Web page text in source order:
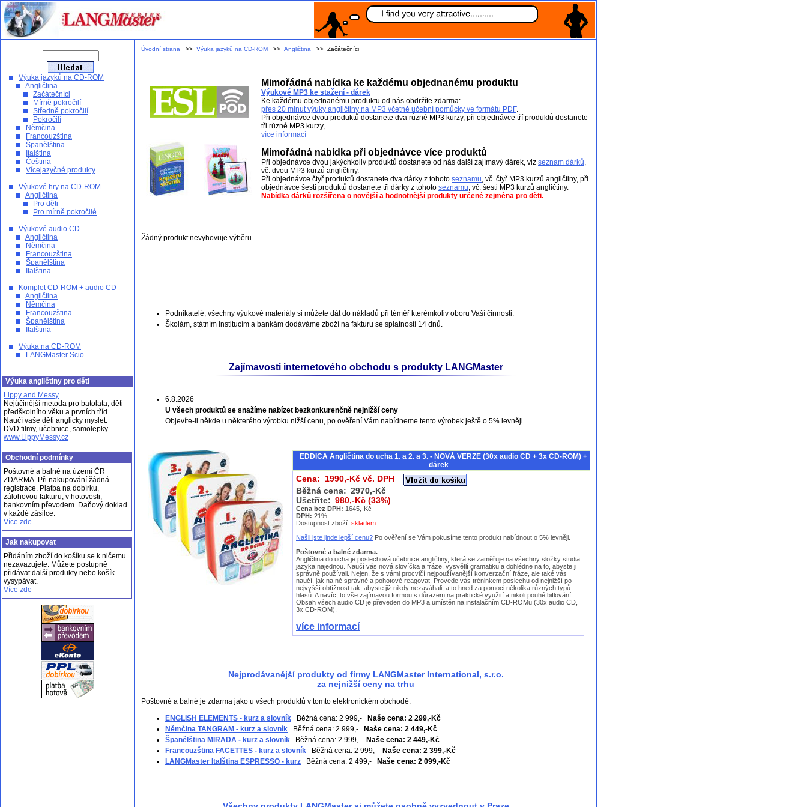
Výuka jazyků na CD-ROM
Angličtina
Začátečníci
Mírně pokročilí
Středně pokročilí
Pokročilí
Němčina
Francouzština
Španělština
Italština
Čeština
Vícejazyčné produkty
Výukové hry na CD-ROM
Angličtina
Pro děti
Pro mírně pokročilé
Výukové audio CD
Angličtina
Němčina
Francouzština
Španělština
Italština
Komplet CD-ROM + audio CD
Angličtina
Němčina
Francouzština
Španělština
Italština
Výuka na CD-ROM
LANGMaster Scio
Výuka angličtiny pro děti
Lippy and Messy
Nejúčinější metoda pro batolata, děti
předškolního věku a prvních tříd.
Naučí vaše děti anglicky myslet.
DVD filmy, učebnice, samolepky.
www.LippyMessy.cz
Obchodní podmínky
Poštovné a balné na území ČR
ZDARMA. Při nakupování žádná
registrace. Platba na dobírku,
zálohovou fakturu, v hotovosti,
bankovním převodem. Daňový doklad
v každé zásilce.
Více zde
Jak nakupovat
Přidáním zboží do košíku se k ničemu
nezavazujete. Můžete postupně
přidávat další produkty nebo košík
vysypávat.
Více zde
Úvodní strana >> Výuka jazyků na CD-ROM >> Angličtina >> Začátečníci
Mimořádná nabídka ke každému objednanému produktu
Výukové MP3 ke stažení - dárek
Ke každému objednanému produktu od nás obdržíte zdarma:
přes 20 minut výuky angličtiny na MP3 včetně učební pomůcky ve formátu PDF.
Při objednávce dvou produktů dostanete dva různé MP3 kurzy, při objednávce tří produktů dostanete
tři různé MP3 kurzy, ...
více informací
Mimořádná nabídka při objednávce více produktů
Při objednávce dvou jakýchkoliv produktů dostanete od nás další zajímavý dárek, viz seznam dárků,
vč. dvou MP3 kurzů angličtiny.
Při objednávce čtyř produktů dostanete dva dárky z tohoto seznamu, vč. čtyř MP3 kurzů angličtiny, při
objednávce šesti produktů dostanete tři dárky z tohoto seznamu, vč. šesti MP3 kurzů angličtiny.
Nabídka dárků rozšířena o novější a hodnotnější produkty určené zejména pro děti.
Žádný produkt nevyhovuje výběru.
Podnikatelé, všechny výukové materiály si můžete dát do nákladů při téměř kterémkoliv oboru Vaší činnosti.
Školám, státním institucím a bankám dodáváme zboží na fakturu se splatností 14 dnů.
Zajímavosti internetového obchodu s produkty LANGMaster
6.8.2026
U všech produktů se snažíme nabízet bezkonkurenčně nejnižší ceny
Objevíte-li někde u některého výrobku nižší cenu, po ověření Vám nabídneme tento výrobek ještě o 5% levněji.
EDDICA Angličtina do ucha 1. a 2. a 3. - NOVÁ VERZE (30x audio CD + 3x CD-ROM) +
dárek
Cena: 1990,-Kč vč. DPH
Běžná cena: 2970,-Kč
Ušetříte: 980,-Kč (33%)
Cena bez DPH: 1645,-Kč
DPH: 21%
Dostupnost zboží: skladem
Našli jste jinde lepší cenu? Po ověření se Vám pokusíme tento produkt nabídnout o 5% levněji.
Poštovné a balné zdarma.
Angličtina do ucha je poslechová učebnice angličtiny, která se zaměřuje na všechny složky studia
jazyka najednou. Naučí vás nová slovíčka a fráze, vysvětlí gramatiku a dohlédne na to, abyste ji
správně používali. Nejen, že s vámi procvičí nejpoužívanější konverzační fráze, ale také vás
naučí, jak na ně správně a pohotově reagovat. Provede vás tréninkem poslechu od nejnižší po
nejvyšší obtížnost tak, abyste již nikdy nezaváhali, a to hned za pomoci několika různých typů
hlasů. A navíc, to vše zajímavou formou s důrazem na praktické využití a nikoli pouhé biflování.
Obsah všech audio CD je převeden do MP3 a umístěn na instalačním CD-ROMu (30x audio CD,
3x CD-ROM).
více informací
Nejprodávanější produkty od firmy LANGMaster International, s.r.o.
za nejnižší ceny na trhu
Poštovné a balné je zdarma jako u všech produktů v tomto elektronickém obchodě.
ENGLISH ELEMENTS - kurz a slovník Běžná cena: 2 999,-
Naše cena: 2 299,-Kč
Němčina TANGRAM - kurz a slovník Běžná cena: 2 999,-
Naše cena: 2 449,-Kč
Španělština MIRADA - kurz a slovník Běžná cena: 2 999,-
Naše cena: 2 449,-Kč
Francouzština FACETTES - kurz a slovník Běžná cena: 2 999,-
Naše cena: 2 399,-Kč
LANGMaster Italština ESPRESSO - kurz Běžná cena: 2 499,- Naše cena: 2 099,-Kč